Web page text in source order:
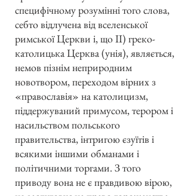
специфічному розумінні того слова,
себто відлучена від вселенської
римської Церкви і, що II) греко-
католицька Церква (унія), являється,
немов пізнім неприродним
новотвором, переходом вірних з
«православія» на католицизм,
піддержуваний примусом, терором і
насильством польського
правительства, інтригою єзуїтів і
всякими іншими обманами і
політичними торгами. З того
приводу вона не є правдивою вірою,